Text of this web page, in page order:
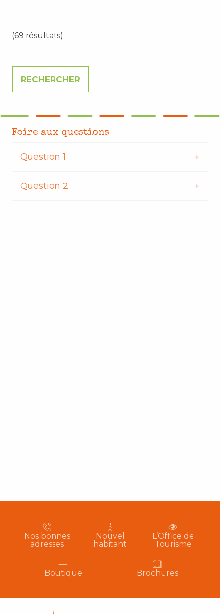
(69 résultats)
Foire aux questions
Question 1
Question 2
Nos bonnes
adresses
Nouvel
habitant
L’Office de
Tourisme
Boutique Brochures